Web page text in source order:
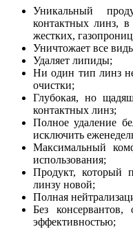
Уникальный
контактных линз, в
жестких,
Уничтожает все
Удаляет липиды;
Ни один тип линз
очистки;
Глубокая, но
контактных линз;
Полное удаление
исключить
Максимальный
использования;
Продукт, который
линзу новой;
Полная
Без консервантов,
эффективностью;